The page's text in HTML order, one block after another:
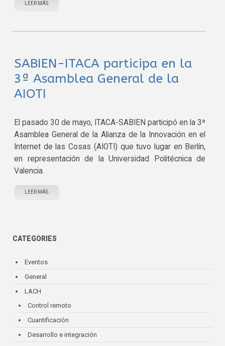
LEER MÁS
SABIEN-ITACA participa en la
3ª Asamblea General de la
AIOTI
El pasado 30 de mayo, ITACA-SABIEN participó en la 3ª
Asamblea General de la Alianza de la Innovación en el
Internet de las Cosas (AIOTI) que tuvo lugar en Berlín,
en representación de la Universidad Politécnica de
Valencia.
LEER MÁS
CATEGORIES
Eventos
General
LACH
Control remoto
Cuantificación
Desarrollo e integración